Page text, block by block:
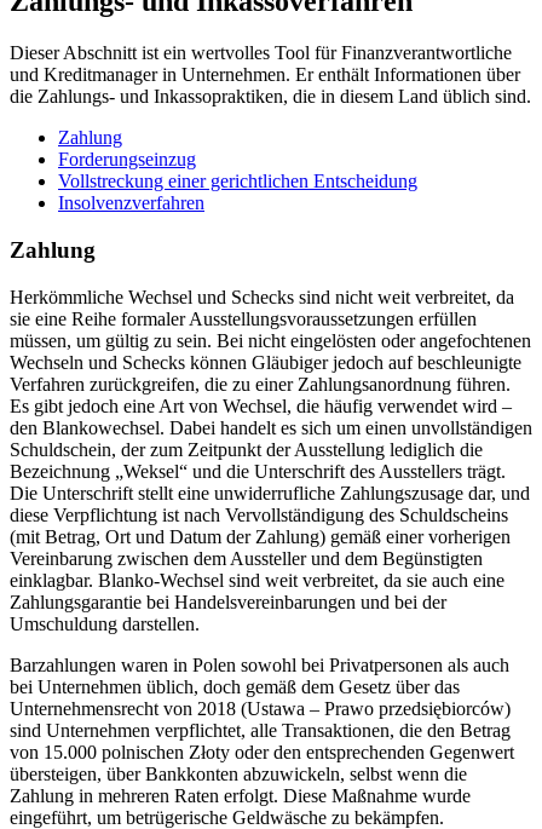
Dieser Abschnitt ist ein wertvolles Tool für Finanzverantwortliche
und Kreditmanager in Unternehmen. Er enthält Informationen über
die Zahlungs- und Inkassopraktiken, die in diesem Land üblich sind.
Zahlung
Forderungseinzug
Vollstreckung einer gerichtlichen Entscheidung
Insolvenzverfahren
Zahlung
Herkömmliche Wechsel und Schecks sind nicht weit verbreitet, da
sie eine Reihe formaler Ausstellungsvoraussetzungen erfüllen
müssen, um gültig zu sein. Bei nicht eingelösten oder angefochtenen
Wechseln und Schecks können Gläubiger jedoch auf beschleunigte
Verfahren zurückgreifen, die zu einer Zahlungsanordnung führen.
Es gibt jedoch eine Art von Wechsel, die häufig verwendet wird –
den Blankowechsel. Dabei handelt es sich um einen unvollständigen
Schuldschein, der zum Zeitpunkt der Ausstellung lediglich die
Bezeichnung „Weksel“ und die Unterschrift des Ausstellers trägt.
Die Unterschrift stellt eine unwiderrufliche Zahlungszusage dar, und
diese Verpflichtung ist nach Vervollständigung des Schuldscheins
(mit Betrag, Ort und Datum der Zahlung) gemäß einer vorherigen
Vereinbarung zwischen dem Aussteller und dem Begünstigten
einklagbar. Blanko-Wechsel sind weit verbreitet, da sie auch eine
Zahlungsgarantie bei Handelsvereinbarungen und bei der
Umschuldung darstellen.
Barzahlungen waren in Polen sowohl bei Privatpersonen als auch
bei Unternehmen üblich, doch gemäß dem Gesetz über das
Unternehmensrecht von 2018 (Ustawa – Prawo przedsiębiorców)
sind Unternehmen verpflichtet, alle Transaktionen, die den Betrag
von 15.000 polnischen Złoty oder den entsprechenden Gegenwert
übersteigen, über Bankkonten abzuwickeln, selbst wenn die
Zahlung in mehreren Raten erfolgt. Diese Maßnahme wurde
eingeführt, um betrügerische Geldwäsche zu bekämpfen.